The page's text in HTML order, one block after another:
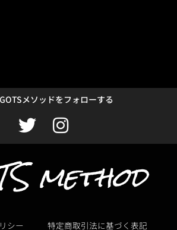
メソッドをフォローする
T
w
i
t
t
I
n
t
a
method
シー 特定商取引法に基づく表記